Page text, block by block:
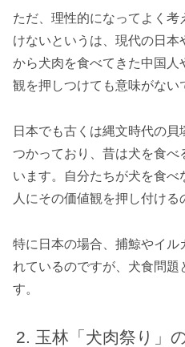
ただ、理性的になってよく
けないというは、現代の日
から犬肉を食べてきた中国
観を押しつけても意味がない
日本でも古くは縄文時代の
つかっており、昔は犬を食べ
います。自分たちが犬を食
人にその価値観を押し付ける
特に日本の場合、捕鯨やイル
れているのですが、犬食問題
す。
玉林「犬肉祭り」